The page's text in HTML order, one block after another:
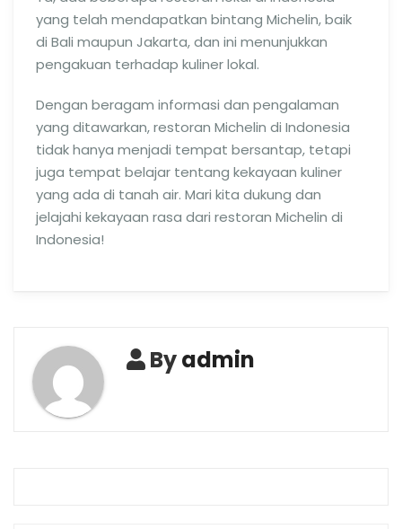
yang telah mendapatkan bintang Michelin, baik
di Bali maupun Jakarta, dan ini menunjukkan
pengakuan terhadap kuliner lokal.
Dengan beragam informasi dan pengalaman
yang ditawarkan, restoran Michelin di Indonesia
tidak hanya menjadi tempat bersantap, tetapi
juga tempat belajar tentang kekayaan kuliner
yang ada di tanah air. Mari kita dukung dan
jelajahi kekayaan rasa dari restoran Michelin di
Indonesia!
Byadmin